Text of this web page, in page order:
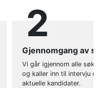
2
Gjennomgang av
Vi går igjennom alle
og kaller inn til intervju
aktuelle kandidater.